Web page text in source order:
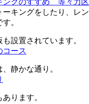
ーキングをしたり、レ
。
設置されています。
静かな通り。
ります。